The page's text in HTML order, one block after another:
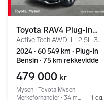
Toyota RAV4 Plug-in
Hybrid
Active Tech AWD-i - 2.5l- 306hk
2024 ∙ 60 549 km ∙ Plug-in
Bensin ∙ 75 km rekkevidde
479 000 kr
Mysen ∙ Toyota Mysen
Merkeforhandler ∙ 34 mnd garanti ∙ Bytterett ∙ Service ∙ Tilstandsrapport
1 dg.